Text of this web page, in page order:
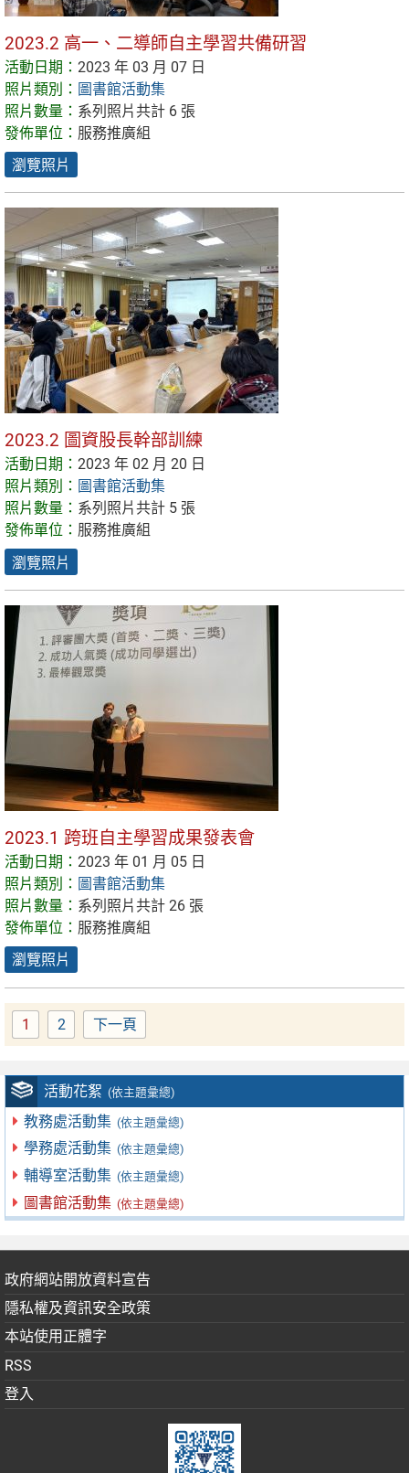
活動花絮 (依主題彙總)
教務處活動集 (依主題彙總)
學務處活動集 (依主題彙總)
輔導室活動集 (依主題彙總)
圖書館活動集 (依主題彙總)
2023.2 高一、二導師自主學習共備研習
活動日期： 2023 年 03 月 07 日
照片類別： 圖書館活動集
照片數量： 系列照片共計 6 張
發佈單位： 服務推廣組
瀏覽照片
2023.2 圖資股長幹部訓練
活動日期： 2023 年 02 月 20 日
照片類別： 圖書館活動集
照片數量： 系列照片共計 5 張
發佈單位： 服務推廣組
瀏覽照片
2023.1 跨班自主學習成果發表會
活動日期： 2023 年 01 月 05 日
照片類別： 圖書館活動集
照片數量： 系列照片共計 26 張
發佈單位： 服務推廣組
瀏覽照片
Page
1 Page
2 下一頁
政府網站開放資料宣告
隱私權及資訊安全政策
本站使用正體字
RSS
登入